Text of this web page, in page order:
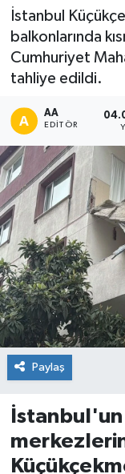
İstanbul
balkonlarında
Cumhuriyet
tahliye edildi.
AA
EDITÖR
Paylaş
Burhaniye
ÇEVRE
DÜNYA
Dursunbey
Edremit
EĞİTİM
EKONOMİ
Erdek
Gömeç
Havran
Son Dakika
Haber Arşivi